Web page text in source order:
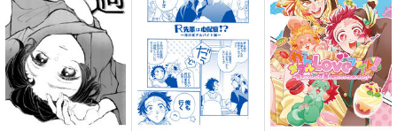
3,144円 （税込）
煉獄杏寿郎×竈門炭治郎
サンプル
作品詳細
アマイコプルー
1,257円（税込）
煉獄杏寿郎×冨岡義勇
サンプル
作品詳細
うたげや
1,572円（税込）
煉獄杏寿郎×竈門炭治郎
サンプル
作品詳細